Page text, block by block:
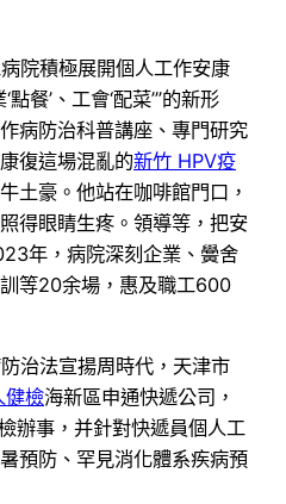
院積極展開個人工作安康
餐’、工會‘配菜’”的新形
病防治科普講座、專門研究
復這場混亂的新竹 HPV疫
土豪。他站在咖啡館門口，
得眼睛生疼。領導等，把安
年，病院深刻企業、黌舍
等20余場，惠及職工600
治法宣揚周時代，天津市
健檢海新區申通快遞公司，
辦事，并針對快遞員個人工
預防、罕見消化體系疾病預